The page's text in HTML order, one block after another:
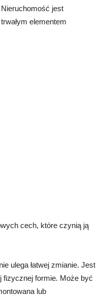
jest
elementem
cech, które czynią ją
ulega łatwej zmianie. Jest
fizycznej formie. Może być
lub